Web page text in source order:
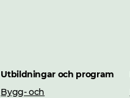
Utbildningar och program
Bygg- och